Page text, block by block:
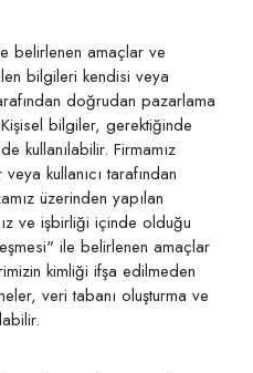
belirlenen amaçlar ve
bilgileri kendisi veya
doğrudan pazarlama
bilgiler, gerektiğinde
kullanılabilir. Firmamız
kullanıcı tarafından
üzerinden yapılan
ve işbirliği içinde olduğu
ile belirlenen amaçlar
kimliği ifşa edilmeden
veri tabanı oluşturma ve